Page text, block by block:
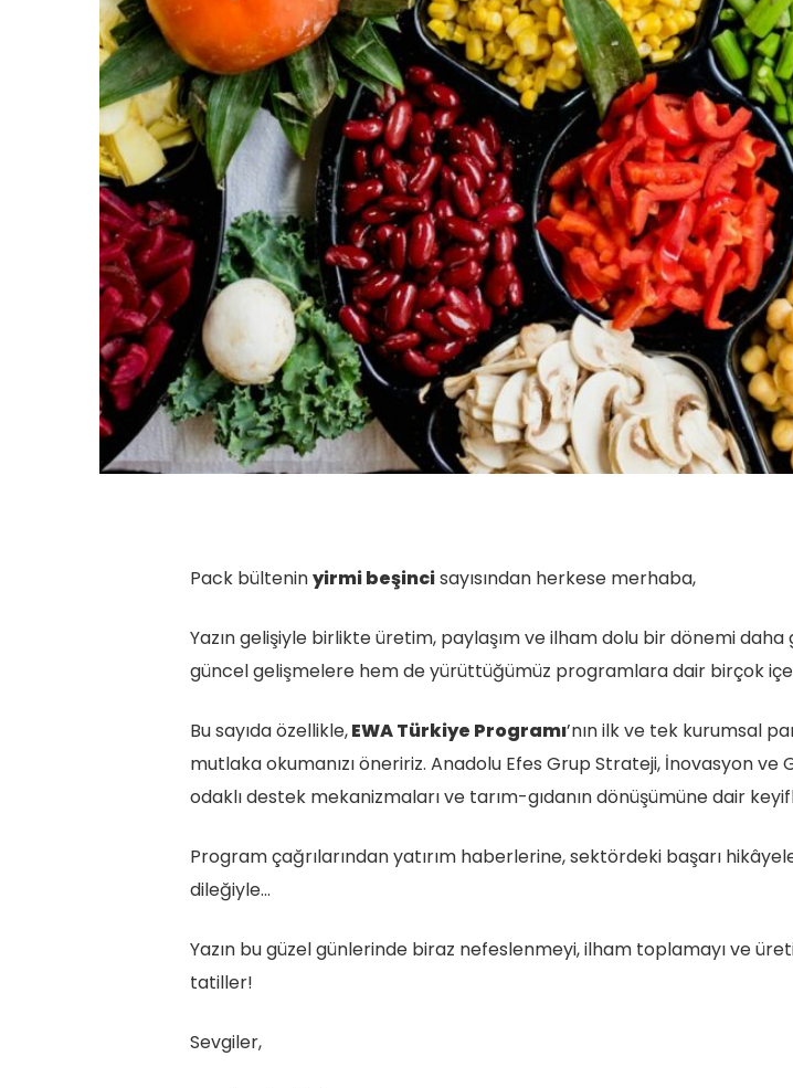
Pack bülteninyirmi beşincisayısından herkese merhaba,
Yazın gelişiyle birlikte üretim, paylaşım ve ilham dolu bir dönemi
güncel gelişmelere hem de yürüttüğümüz programlara dair birçok
Bu sayıda özellikle,EWA Türkiye Programı’nın ilk ve tek kurumsal
mutlaka okumanızı öneririz. Anadolu Efes Grup Strateji, İnovasyon
odaklı destek mekanizmaları ve tarım-gıdanın dönüşümüne dair
Program çağrılarından yatırım haberlerine, sektördeki başarı
dileğiyle…
Yazın bu güzel günlerinde biraz nefeslenmeyi, ilham toplamayı ve
tatiller!
Sevgiler,